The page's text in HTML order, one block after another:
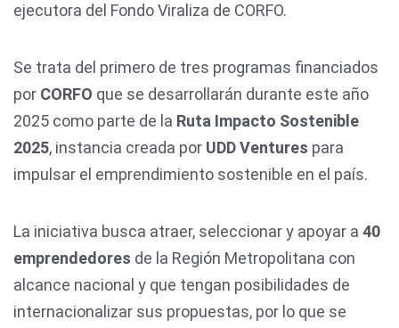
ejecutora del Fondo Viraliza de CORFO.
Se trata del primero de tres programas financiados
por CORFO que se desarrollarán durante este año
2025 como parte de la Ruta Impacto Sostenible
2025, instancia creada por UDD Ventures para
impulsar el emprendimiento sostenible en el país.
La iniciativa busca atraer, seleccionar y apoyar a 40
emprendedores de la Región Metropolitana con
alcance nacional y que tengan posibilidades de
internacionalizar sus propuestas, por lo que se